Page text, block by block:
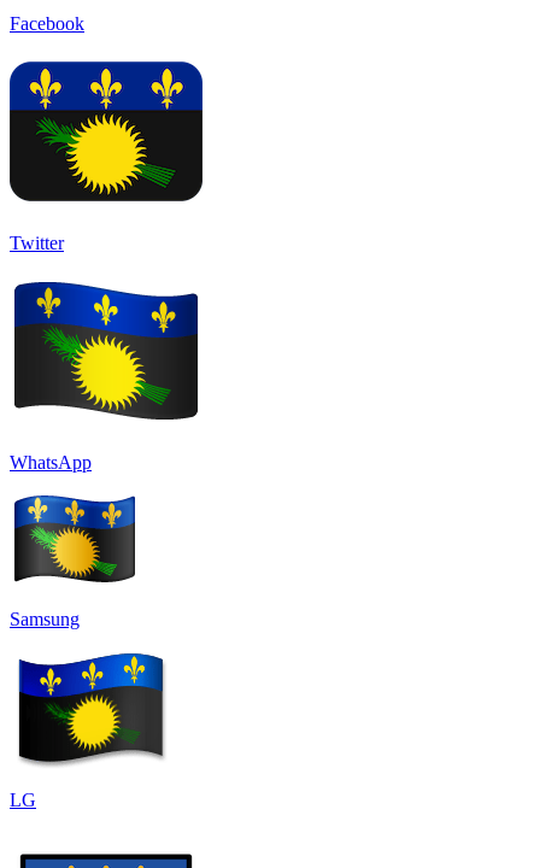
Facebook
Twitter
WhatsApp
Samsung
LG